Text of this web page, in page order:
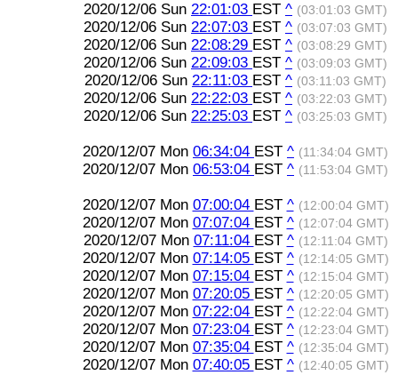
2020/12/06 Sun 22:01:03 EST ^ (03:01:03 GMT)
2020/12/06 Sun 22:07:03 EST ^ (03:07:03 GMT)
2020/12/06 Sun 22:08:29 EST ^ (03:08:29 GMT)
2020/12/06 Sun 22:09:03 EST ^ (03:09:03 GMT)
2020/12/06 Sun 22:11:03 EST ^ (03:11:03 GMT)
2020/12/06 Sun 22:22:03 EST ^ (03:22:03 GMT)
2020/12/06 Sun 22:25:03 EST ^ (03:25:03 GMT)
2020/12/07 Mon 06:34:04 EST ^ (11:34:04 GMT)
2020/12/07 Mon 06:53:04 EST ^ (11:53:04 GMT)
2020/12/07 Mon 07:00:04 EST ^ (12:00:04 GMT)
2020/12/07 Mon 07:07:04 EST ^ (12:07:04 GMT)
2020/12/07 Mon 07:11:04 EST ^ (12:11:04 GMT)
2020/12/07 Mon 07:14:05 EST ^ (12:14:05 GMT)
2020/12/07 Mon 07:15:04 EST ^ (12:15:04 GMT)
2020/12/07 Mon 07:20:05 EST ^ (12:20:05 GMT)
2020/12/07 Mon 07:22:04 EST ^ (12:22:04 GMT)
2020/12/07 Mon 07:23:04 EST ^ (12:23:04 GMT)
2020/12/07 Mon 07:35:04 EST ^ (12:35:04 GMT)
2020/12/07 Mon 07:40:05 EST ^ (12:40:05 GMT)